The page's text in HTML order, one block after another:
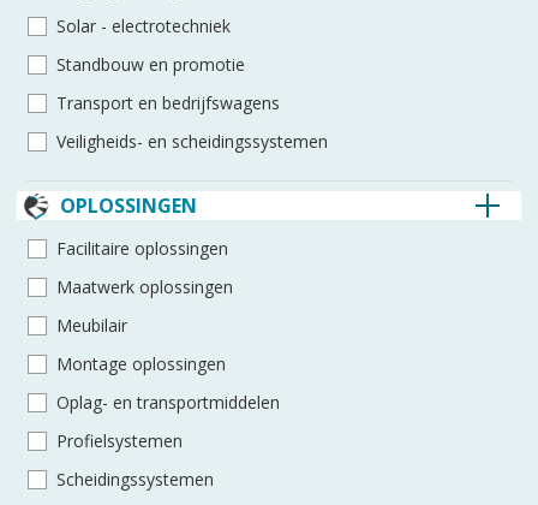
Solar - electro­techniek
Standbouw en promotie
Transport en bedrijfswagens
Veiligheids- en scheidings­systemen
OPLOSSINGEN
Facilitaire oplossingen
Maatwerk oplossingen
Meubilair
Montage oplossingen
Oplag- en transportmiddelen
Profielsystemen
Scheidingssystemen